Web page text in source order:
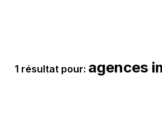
1 résultat pour: agences